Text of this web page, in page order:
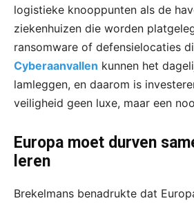
logistieke knooppunten als de
ziekenhuizen die worden
ransomware of defensielocaties
Cyberaanvallen kunnen het
lamleggen, en daarom is
veiligheid geen luxe, maar een
Europa moet durven
leren
Brekelmans benadrukte dat